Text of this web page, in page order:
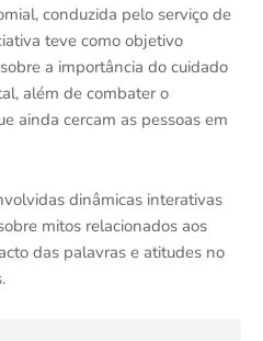
conduzida pelo serviço de
teve como objetivo
a importância do cuidado
além de combater o
ainda cercam as pessoas em
dinâmicas interativas
mitos relacionados aos
das palavras e atitudes no